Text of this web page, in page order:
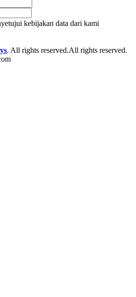
kebijakan data dari kami
. All rights reserved.All rights reserved.